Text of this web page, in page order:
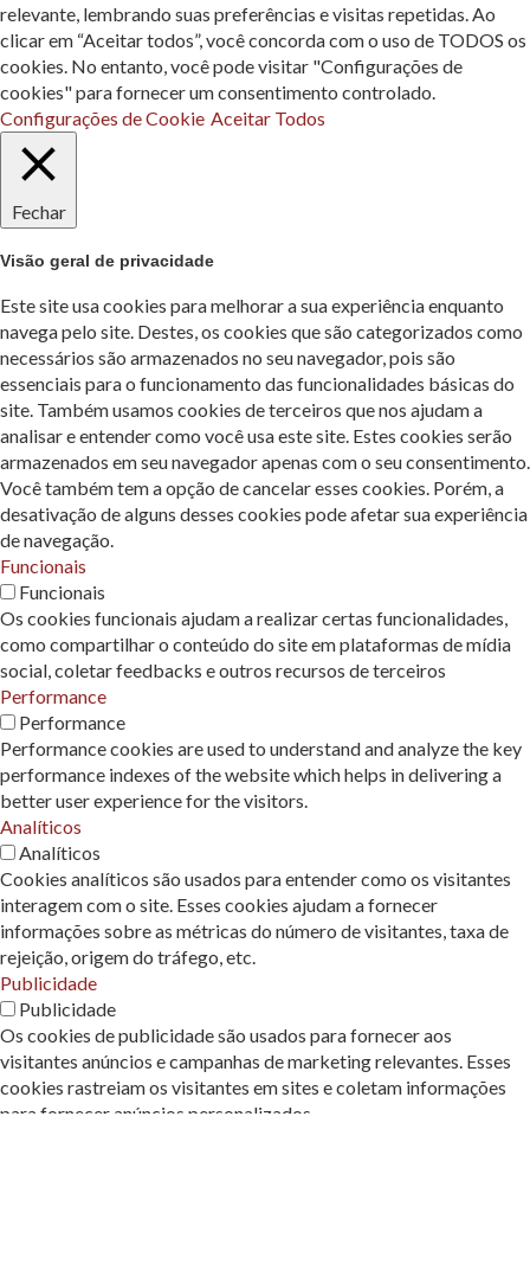
relevante, lembrando suas preferências e visitas repetidas. Ao
clicar em “Aceitar todos”, você concorda com o uso de TODOS os
cookies. No entanto, você pode visitar "Configurações de
cookies" para fornecer um consentimento controlado.
Configurações de Cookie Aceitar Todos
Fechar
Visão geral de privacidade
Este site usa cookies para melhorar a sua experiência enquanto
navega pelo site. Destes, os cookies que são categorizados como
necessários são armazenados no seu navegador, pois são
essenciais para o funcionamento das funcionalidades básicas do
site. Também usamos cookies de terceiros que nos ajudam a
analisar e entender como você usa este site. Estes cookies serão
armazenados em seu navegador apenas com o seu consentimento.
Você também tem a opção de cancelar esses cookies. Porém, a
desativação de alguns desses cookies pode afetar sua experiência
de navegação.
Funcionais
Funcionais
Os cookies funcionais ajudam a realizar certas funcionalidades,
como compartilhar o conteúdo do site em plataformas de mídia
social, coletar feedbacks e outros recursos de terceiros
Performance
Performance
Performance cookies are used to understand and analyze the key
performance indexes of the website which helps in delivering a
better user experience for the visitors.
Analíticos
Analíticos
Cookies analíticos são usados ​​para entender como os visitantes
interagem com o site. Esses cookies ajudam a fornecer
informações sobre as métricas do número de visitantes, taxa de
rejeição, origem do tráfego, etc.
Publicidade
Publicidade
Os cookies de publicidade são usados ​​para fornecer aos
visitantes anúncios e campanhas de marketing relevantes. Esses
cookies rastreiam os visitantes em sites e coletam informações
para fornecer anúncios personalizados.